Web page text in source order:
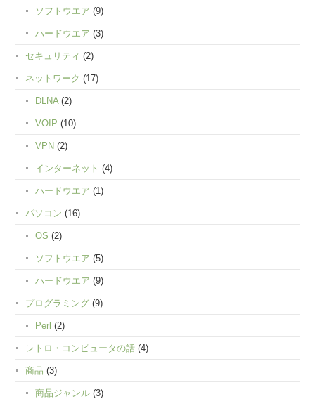
ソフトウエア (9)
ハードウエア (3)
セキュリティ (2)
ネットワーク (17)
DLNA (2)
VOIP (10)
VPN (2)
インターネット (4)
ハードウエア (1)
パソコン (16)
OS (2)
ソフトウエア (5)
ハードウエア (9)
プログラミング (9)
Perl (2)
レトロ・コンピュータの話 (4)
商品 (3)
商品ジャンル (3)